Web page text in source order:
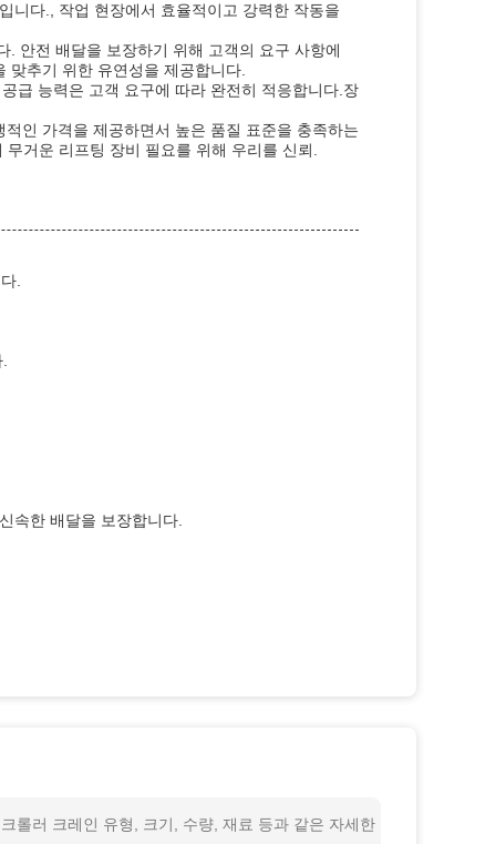
니다., 작업 현장에서 효율적이고 강력한 작동을
안전 배달을 보장하기 위해 고객의 요구 사항에
추기 위한 유연성을 제공합니다.
급 능력은 고객 요구에 따라 완전히 적응합니다.장
인 가격을 제공하면서 높은 품질 표준을 충족하는
거운 리프팅 장비 필요를 위해 우리를 신뢰.
.
속한 배달을 보장합니다.
롤러 크레인 유형, 크기, 수량, 재료 등과 같은 자세한